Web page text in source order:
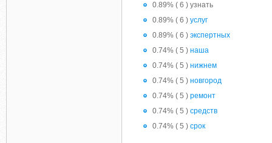
0.89% ( 6 ) узнать
0.89% ( 6 ) услуг
0.89% ( 6 ) экспертных
0.74% ( 5 ) наша
0.74% ( 5 ) нижнем
0.74% ( 5 ) новгород
0.74% ( 5 ) ремонт
0.74% ( 5 ) средств
0.74% ( 5 ) срок